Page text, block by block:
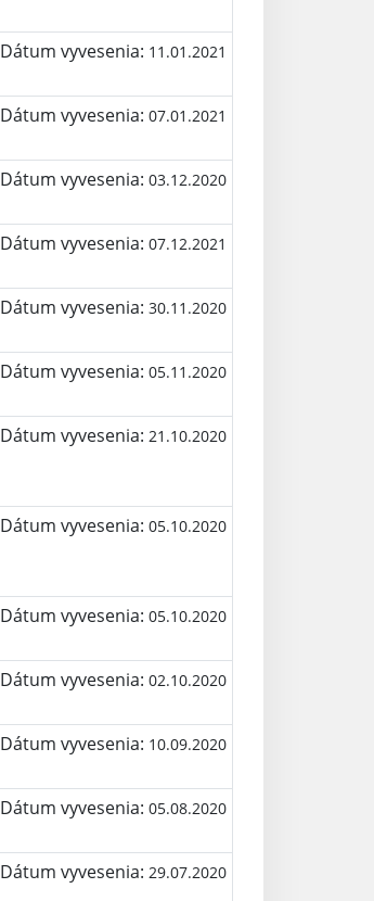
Dátum vyvesenia: 11.01.2021
Dátum vyvesenia: 07.01.2021
Dátum vyvesenia: 03.12.2020
Dátum vyvesenia: 07.12.2021
Dátum vyvesenia: 30.11.2020
Dátum vyvesenia: 05.11.2020
Dátum vyvesenia: 21.10.2020
Dátum vyvesenia: 05.10.2020
Dátum vyvesenia: 05.10.2020
Dátum vyvesenia: 02.10.2020
Dátum vyvesenia: 10.09.2020
Dátum vyvesenia: 05.08.2020
Dátum vyvesenia: 29.07.2020